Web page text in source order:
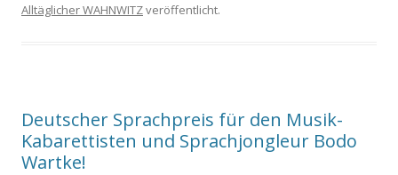
Alltäglicher WAHNWITZveröffentlicht.
Deutscher Sprachpreis für den Musik-
Kabarettisten und Sprachjongleur Bodo
Wartke!